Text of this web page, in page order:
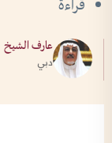
قراءة
عارف الشيخ
دبي